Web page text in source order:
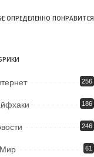
ОПРЕДЕЛЕННО ПОНРАВИТСЯ
256
186
246
Мир 61